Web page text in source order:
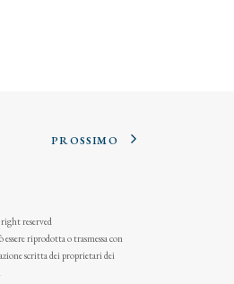
PROSSIMO
reserved
riprodotta o trasmessa con
scritta dei proprietari dei